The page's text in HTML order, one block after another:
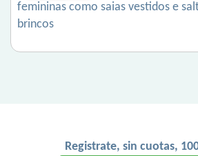
femininas como saias vestidos e
brincos
Registrate, sin cuotas,